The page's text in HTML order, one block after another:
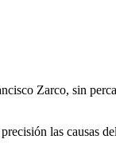
Zarco, sin
las causas